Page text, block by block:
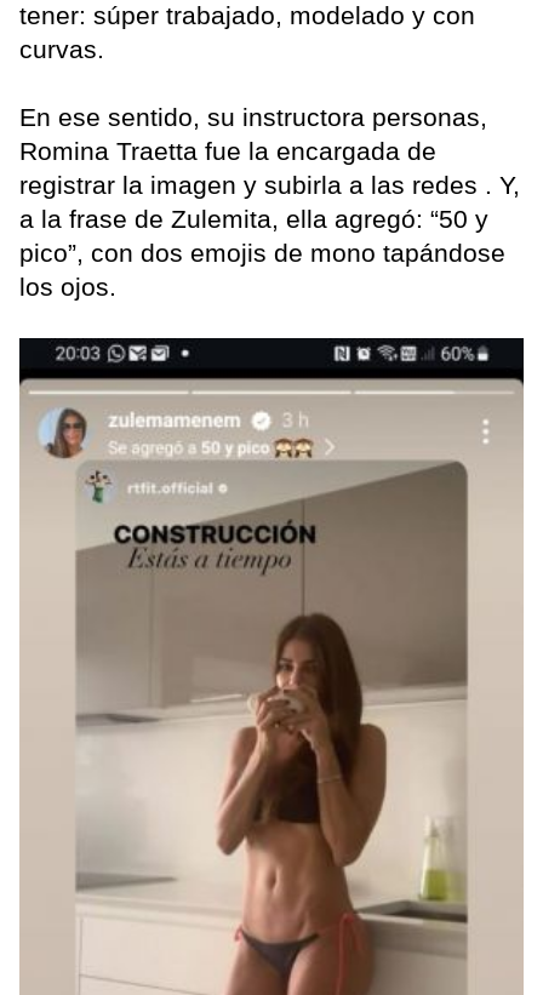
tener: súper trabajado, modelado y con
curvas.
En ese sentido, su instructora personas,
Romina Traetta fue la encargada de
registrar la imagen y subirla a las redes . Y,
a la frase de Zulemita, ella agregó: “50 y
pico”, con dos emojis de mono tapándose
los ojos.